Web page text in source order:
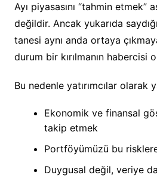
Ayı piyasasını “tahmin etmek”
değildir. Ancak yukarıda
tanesi aynı anda ortaya
durum bir kırılmanın habercisi
Bu nedenle yatırımcılar olarak
Ekonomik ve finansal
takip etmek
Portföyümüzü bu
Duygusal değil, veriye